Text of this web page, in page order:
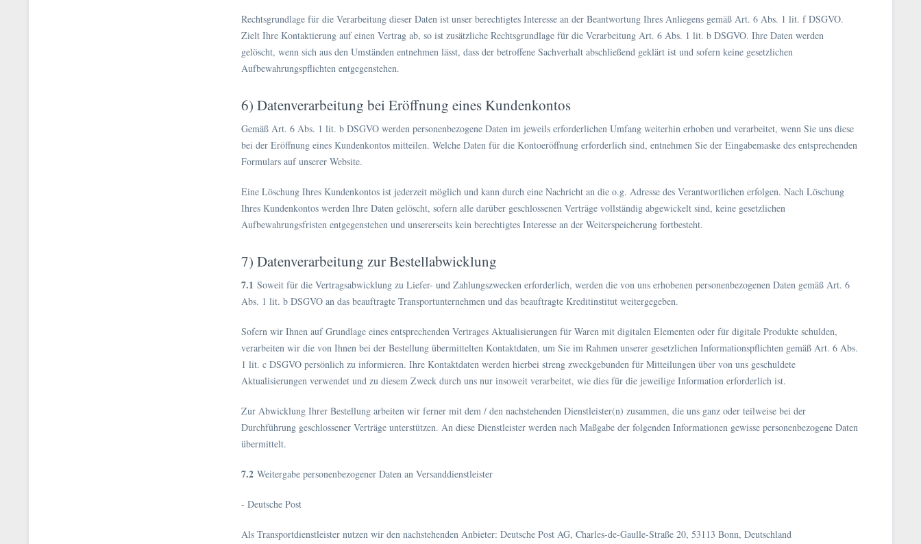
Rechtsgrundlage für die Verarbeitung dieser Daten ist unser berechtigtes Interesse an der Beantwortung Ihres Anliegens gemäß Art. 6 Abs. 1 lit. f DSGVO.
Zielt Ihre Kontaktierung auf einen Vertrag ab, so ist zusätzliche Rechtsgrundlage für die Verarbeitung Art. 6 Abs. 1 lit. b DSGVO. Ihre Daten werden
gelöscht, wenn sich aus den Umständen entnehmen lässt, dass der betroffene Sachverhalt abschließend geklärt ist und sofern keine gesetzlichen
Aufbewahrungspflichten entgegenstehen.
6) Datenverarbeitung bei Eröffnung eines Kundenkontos
Gemäß Art. 6 Abs. 1 lit. b DSGVO werden personenbezogene Daten im jeweils erforderlichen Umfang weiterhin erhoben und verarbeitet, wenn Sie uns diese
bei der Eröffnung eines Kundenkontos mitteilen. Welche Daten für die Kontoeröffnung erforderlich sind, entnehmen Sie der Eingabemaske des entsprechenden
Formulars auf unserer Website.
Eine Löschung Ihres Kundenkontos ist jederzeit möglich und kann durch eine Nachricht an die o.g. Adresse des Verantwortlichen erfolgen. Nach Löschung
Ihres Kundenkontos werden Ihre Daten gelöscht, sofern alle darüber geschlossenen Verträge vollständig abgewickelt sind, keine gesetzlichen
Aufbewahrungsfristen entgegenstehen und unsererseits kein berechtigtes Interesse an der Weiterspeicherung fortbesteht.
7) Datenverarbeitung zur Bestellabwicklung
7.1 Soweit für die Vertragsabwicklung zu Liefer- und Zahlungszwecken erforderlich, werden die von uns erhobenen personenbezogenen Daten gemäß Art. 6
Abs. 1 lit. b DSGVO an das beauftragte Transportunternehmen und das beauftragte Kreditinstitut weitergegeben.
Sofern wir Ihnen auf Grundlage eines entsprechenden Vertrages Aktualisierungen für Waren mit digitalen Elementen oder für digitale Produkte schulden,
verarbeiten wir die von Ihnen bei der Bestellung übermittelten Kontaktdaten, um Sie im Rahmen unserer gesetzlichen Informationspflichten gemäß Art. 6 Abs.
1 lit. c DSGVO persönlich zu informieren. Ihre Kontaktdaten werden hierbei streng zweckgebunden für Mitteilungen über von uns geschuldete
Aktualisierungen verwendet und zu diesem Zweck durch uns nur insoweit verarbeitet, wie dies für die jeweilige Information erforderlich ist.
Zur Abwicklung Ihrer Bestellung arbeiten wir ferner mit dem / den nachstehenden Dienstleister(n) zusammen, die uns ganz oder teilweise bei der
Durchführung geschlossener Verträge unterstützen. An diese Dienstleister werden nach Maßgabe der folgenden Informationen gewisse personenbezogene Daten
übermittelt.
7.2 Weitergabe personenbezogener Daten an Versanddienstleister
- Deutsche Post
Als Transportdienstleister nutzen wir den nachstehenden Anbieter: Deutsche Post AG, Charles-de-Gaulle-Straße 20, 53113 Bonn, Deutschland